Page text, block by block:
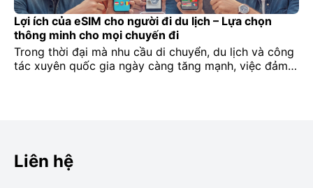
Lợi ích của eSIM cho người đi du lịch – Lựa chọn
thông minh cho mọi chuyến đi
Trong thời đại mà nhu cầu di chuyển, du lịch và công
tác xuyên quốc gia ngày càng tăng mạnh, việc đảm
Liên hệ